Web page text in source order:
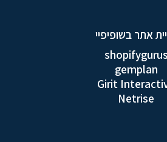
אתר בשופיפיי
gemplan
Girit
Netrise